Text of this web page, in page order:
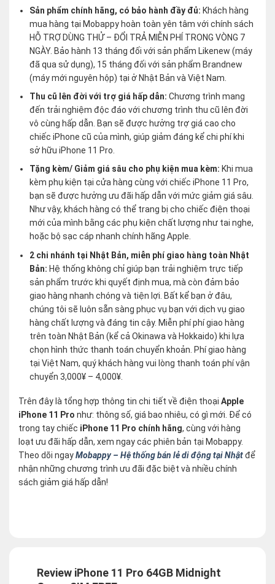
Sản phẩm chính hãng, có bảo hành đầy đủ: Khách hàng
mua hàng tại Mobappy hoàn toàn yên tâm với chính sách
HỖ TRỢ DÙNG THỬ – ĐỔI TRẢ MIỄN PHÍ TRONG VÒNG 7
NGÀY. Bảo hành 13 tháng đối với sản phẩm Likenew (máy
đã qua sử dụng), 15 tháng đối với sản phẩm Brandnew
(máy mới nguyên hộp) tại ở Nhật Bản và Việt Nam.
Thu cũ lên đời với trợ giá hấp dẫn:Chương trình mang
đến trải nghiệm độc đáo với chương trình thu cũ lên đời
vô cùng hấp dẫn. Bạn sẽ được hưởng trợ giá cao cho
chiếc iPhone cũ của mình, giúp giảm đáng kể chi phí khi
sở hữu iPhone 11 Pro.
Tặng kèm/ Giảm giá sâu cho phụ kiện mua kèm: Khi mua
kèm phụ kiện tại cửa hàng cùng với chiếc iPhone 11 Pro,
bạn sẽ được hưởng ưu đãi hấp dẫn với mức giảm giá sâu.
Như vậy, khách hàng có thể trang bị cho chiếc điện thoại
mới của mình bằng các phụ kiện chất lượng như tai nghe,
hoặc bộ sạc cáp nhanh chính hãng Apple.
2 chi nhánh tại Nhật Bản, miễn phí giao hàng toàn Nhật
Bản: Hệ thống không chỉ giúp bạn trải nghiệm trực tiếp
sản phẩm trước khi quyết định mua, mà còn đảm bảo
giao hàng nhanh chóng và tiện lợi. Bất kể bạn ở đâu,
chúng tôi sẽ luôn sẵn sàng phục vụ bạn với dịch vụ giao
hàng chất lượng và đáng tin cậy. Miễn phí phí giao hàng
trên toàn Nhật Bản (kể cả Okinawa và Hokkaido) khi lựa
chọn hình thức thanh toán chuyển khoản. Phí giao hàng
tại Việt Nam, quý khách hàng vui lòng thanh toán phí vận
chuyển 3,000¥ – 4,000¥.
Trên đây là tổng hợp thông tin chi tiết về điện thoại Apple
iPhone 11 Pro như: thông số, giá bao nhiêu, có gì mới. Để có
trong tay chiếc iPhone 11 Pro chính hãng, cùng với hàng
loạt ưu đãi hấp dẫn, xem ngay các phiên bản tại Mobappy.
Theo dõi ngayMobappy – Hệ thống bán lẻ di động tại Nhậtđể
nhận những chương trình ưu đãi đặc biệt và nhiều chính
sách giảm giá hấp dẫn!
Review iPhone 11 Pro 64GB Midnight